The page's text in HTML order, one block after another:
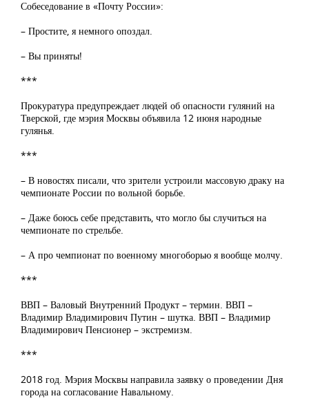
Собеседование в «Почту России»:
– Простите, я немного опоздал.
– Вы приняты!
***
Прокуратура предупреждает людей об опасности гуляний на
Тверской, где мэрия Москвы объявила 12 июня народные
гулянья.
***
– В новостях писали, что зрители устроили массовую драку на
чемпионате России по вольной борьбе.
– Даже боюсь себе представить, что могло бы случиться на
чемпионате по стрельбе.
– А про чемпионат по военному многоборью я вообще молчу.
***
ВВП – Валовый Внутренний Продукт – термин. ВВП –
Владимир Владимирович Путин – шутка. ВВП – Владимир
Владимирович Пенсионер – экстремизм.
***
2018 год. Мэрия Москвы направила заявку о проведении Дня
города на согласование Навальному.